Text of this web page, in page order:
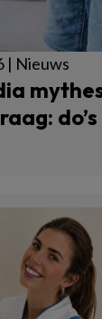
| Nieuws
do’s